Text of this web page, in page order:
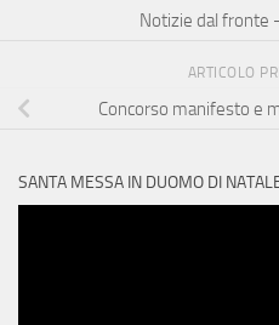
Notizie dal fronte
ARTICOLO
Concorso manifesto e
SANTA MESSA IN DUOMO DI